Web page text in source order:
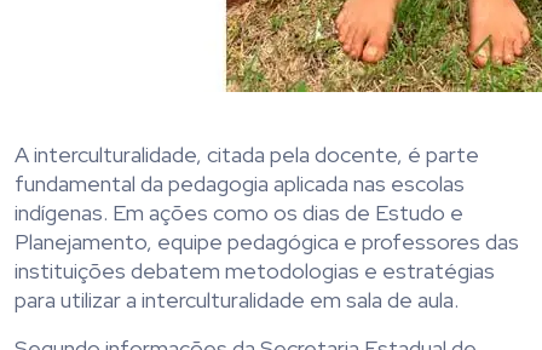
A interculturalidade, citada pela docente, é parte
fundamental da pedagogia aplicada nas escolas
indígenas. Em ações como os dias de Estudo e
Planejamento, equipe pedagógica e professores das
instituições debatem metodologias e estratégias
para utilizar a interculturalidade em sala de aula.